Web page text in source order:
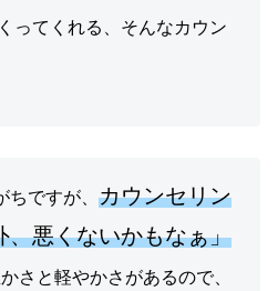
ってくれる、そんなカウン
ですが、 カウンセリン
、悪くないかもなぁ」
さと軽やかさがあるので、